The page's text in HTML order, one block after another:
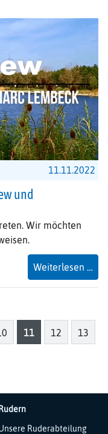
mit
und
des
11.11.2022
und
Wir möchten
Weiterlesen …
11 12 13
Ruderabteilung